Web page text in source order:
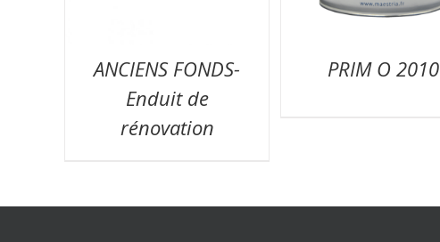
ANCIENS FONDS-
Enduit de
rénovation
PRIM O 2010